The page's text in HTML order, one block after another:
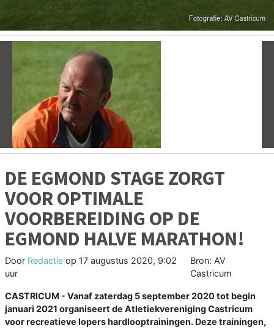
DE EGMOND STAGE ZORGT
VOOR OPTIMALE
VOORBEREIDING OP DE
EGMOND HALVE MARATHON!
Door Redactie op 17 augustus 2020, 9:02
uur
Bron: AV
Castricum
CASTRICUM - Vanaf zaterdag 5 september 2020 tot begin
januari 2021 organiseert de Atletiekvereniging Castricum
voor recreatieve lopers hardlooptrainingen. Deze trainingen,